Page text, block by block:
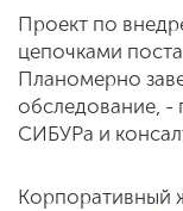
Проект по
цепочками
Планомерно
обследование, -
СИБУРа и
Корпоративный